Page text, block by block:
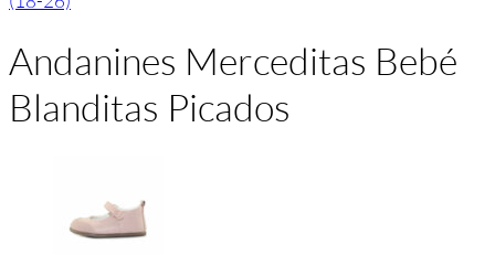
Andanines Merceditas Bebé
Blanditas Picados